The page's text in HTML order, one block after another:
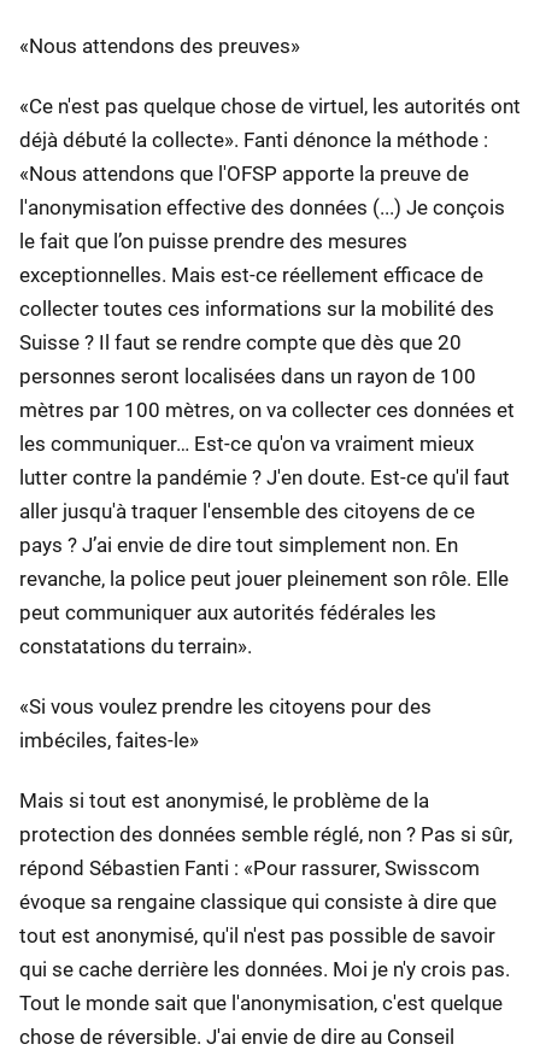
«Nous attendons des preuves»
«Ce n'est pas quelque chose de virtuel, les autorités ont
déjà débuté la collecte». Fanti dénonce la méthode :
«Nous attendons que l'OFSP apporte la preuve de
l'anonymisation effective des données (...) Je conçois
le fait que l’on puisse prendre des mesures
exceptionnelles. Mais est-ce réellement efficace de
collecter toutes ces informations sur la mobilité des
Suisse ? Il faut se rendre compte que dès que 20
personnes seront localisées dans un rayon de 100
mètres par 100 mètres, on va collecter ces données et
les communiquer… Est-ce qu'on va vraiment mieux
lutter contre la pandémie ? J'en doute. Est-ce qu'il faut
aller jusqu'à traquer l'ensemble des citoyens de ce
pays ? J’ai envie de dire tout simplement non. En
revanche, la police peut jouer pleinement son rôle. Elle
peut communiquer aux autorités fédérales les
constatations du terrain».
«Si vous voulez prendre les citoyens pour des
imbéciles, faites-le»
Mais si tout est anonymisé, le problème de la
protection des données semble réglé, non ? Pas si sûr,
répond Sébastien Fanti : «Pour rassurer, Swisscom
évoque sa rengaine classique qui consiste à dire que
tout est anonymisé, qu'il n'est pas possible de savoir
qui se cache derrière les données. Moi je n'y crois pas.
Tout le monde sait que l'anonymisation, c'est quelque
chose de réversible. J'ai envie de dire au Conseil